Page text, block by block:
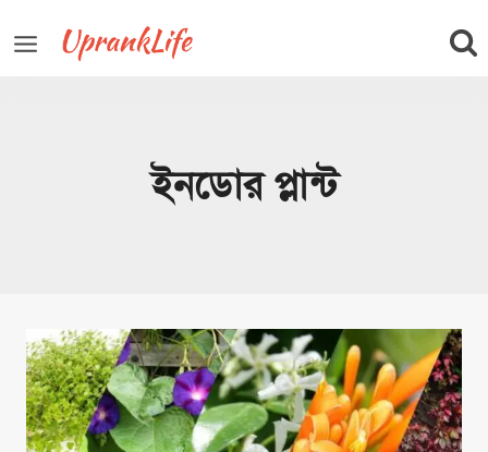
to
ইনডোর প্লান্ট